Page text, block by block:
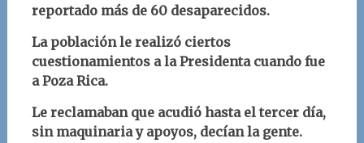
reportado más de 60 desaparecidos.
La población le realizó ciertos
cuestionamientos a la Presidenta cuando fue
a Poza Rica.
Le reclamaban que acudió hasta el tercer día,
sin maquinaria y apoyos, decían la gente.